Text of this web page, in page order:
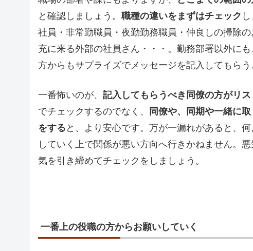
と確認しましょう。 職種の違いをまずはチェック
社員・非常勤職員・夜勤勤務職員・仲良しの掃除
充に来る外部の社員さん・・・。勤務部署以外に
方からもサプライズでメッセージを記入してもらう
一番怖いのが、 記入してもらうべき同僚の方がリ
でチェックするのでなく、
同僚や、同期や一緒に
をする と、より安心です。万が一漏れがあると、
していく上で関係が悪い方向へ行きかねません。
気を引き締めてチェックをしましょう。
一番上の役職の方からお願いしていく